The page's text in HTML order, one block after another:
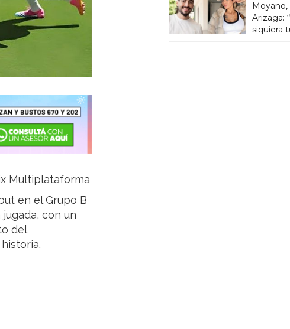
Multiplataforma
en el Grupo B
con un
del
Arizaga:
siquiera